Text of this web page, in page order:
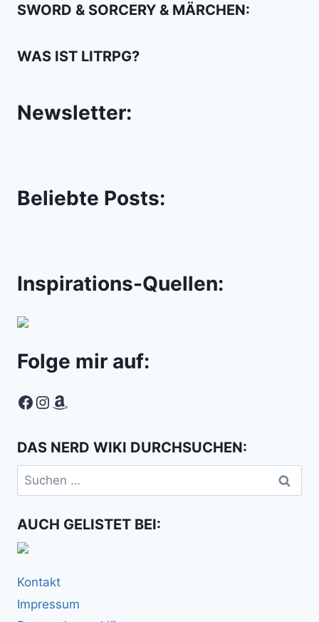
SWORD & SORCERY & MÄRCHEN:
WAS IST LITRPG?
Newsletter:
Beliebte Posts:
Inspirations-Quellen:
Folge mir auf:
Facebook
Instagram
Amazon
DAS NERD WIKI DURCHSUCHEN:
Suchen
nach:
AUCH GELISTET BEI:
Kontakt
Impressum